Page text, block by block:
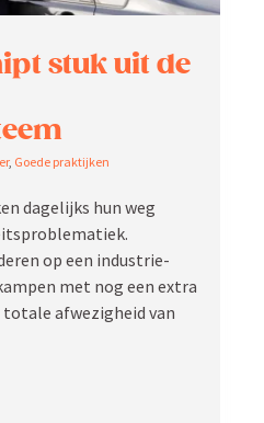
stuk uit de
, Goede praktijken
dagelijks hun weg
op een industrie­
met nog een extra
totale afwezigheid van